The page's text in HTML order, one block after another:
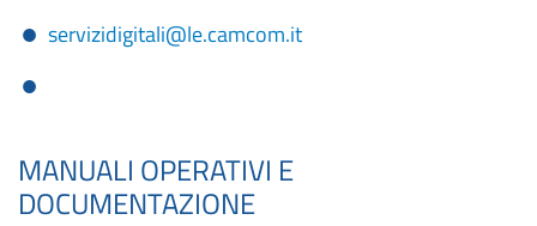
servizidigitali@le.camcom.it
MANUALI OPERATIVI E
DOCUMENTAZIONE